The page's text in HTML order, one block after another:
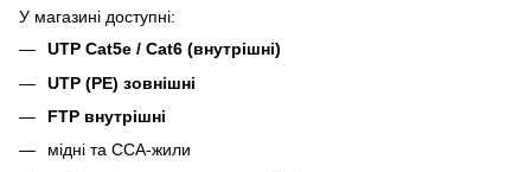
У магазині доступні:
UTP Cat5e / Cat6 (внутрішні)
UTP (PE) зовнішні
FTP внутрішні
мідні та CCA-жили